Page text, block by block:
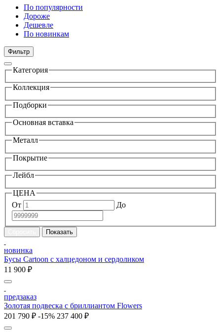
По популярности
Дороже
Дешевле
По новинкам
Фильтр
Категория
Коллекция
Подборки
Основная вставка
Металл
Покрытие
Лейбл
ЦЕНА
От
До
новинка
Бусы Cartoon с халцедоном и сердоликом
11 900 ₽
предзаказ
Золотая подвеска с бриллиантом Flowers
201 790 ₽ -15% 237 400 ₽